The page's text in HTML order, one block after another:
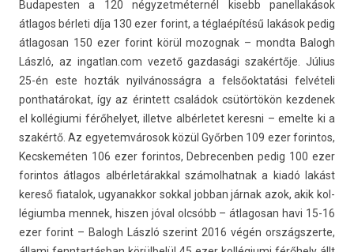
Budapest­en a 120 négyzet­méter­nél kisebb panel­lakások
átlagos bérleti díja 130 ezer forint, a téglaépítésű lakások pedig
átlagosan 150 ezer forint körül mozog­nak – mondta Balogh
László, az in­gat­lan.com vezető gaz­dasági szakértője. Július
25-én este hozták nyilvánosságra a felsőoktatási felvételi
ponthatárokat, így az érin­tett családok csütörtökön kez­denek
el kollégiumi férőhelyet, il­let­ve al­bér­letet keres­ni – em­el­te ki a
szakértő. Az egyetem­városok közül Győrben 109 ezer forin­tos,
Kecskemét­en 106 ezer forin­tos, De­brecenb­en pedig 100 ezer
forin­tos átlagos al­bér­letárakk­al számol­hatnak a kiadó lakást
kereső fiatalok, ugyanak­kor sokk­al job­ban járnak azok, akik kol­
légium­ba men­nek, hisz­en jóval olcsóbb – átlagosan havi 15-16
ezer forint – Balogh László szerint 2016 végén országszer­te,